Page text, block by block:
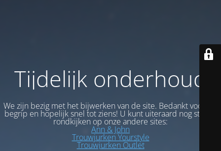
Tijdelijk onderhoud
We zijn bezig met het bijwerken van de site. Bedankt voor uw
begrip en hopelijk snel tot ziens! U kunt uiteraard nog steeds
rondkijken op onze andere sites:
Ann & John
Trouwjurken Yourstyle
Trouwjurken Outlet